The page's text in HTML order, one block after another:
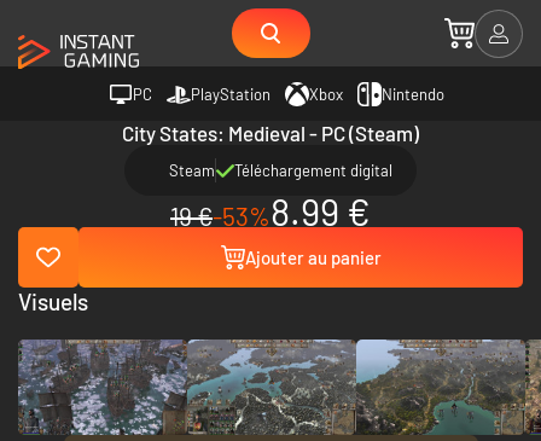
PC PlayStation Xbox Nintendo
City States: Medieval - PC (Steam)
Steam Téléchargement digital
19 €-53%8.99 €
Ajouter au panier
Visuels